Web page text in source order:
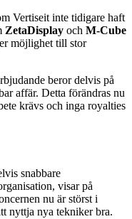
Vertiseit inte tidigare haft
ZetaDisplay och M-Cube
möjlighet till stor
beror delvis på
affär. Detta förändras nu
krävs och inga royalties
snabbare
visar på
nu är störst i
nyttja nya tekniker bra.